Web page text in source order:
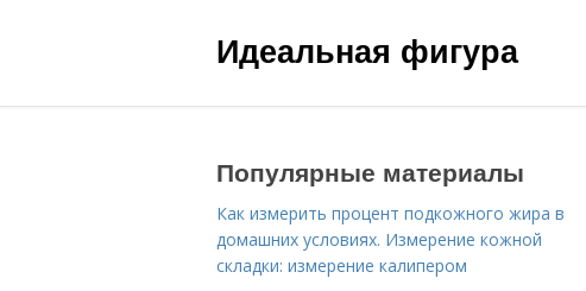
Идеальная фигура
Популярные материалы
Как измерить процент подкожного жира в
домашних условиях. Измерение кожной
складки: измерение калипером